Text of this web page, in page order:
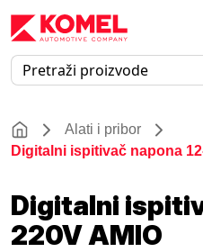
Alati i pribor
Digitalni ispitivač napona
Digitalni
220V AMIO